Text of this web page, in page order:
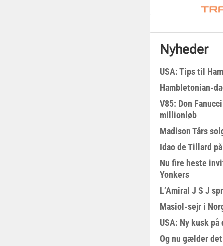
Nyheder
USA: Tips til
Hambletonian-
V85: Don
millionløb
Madison Tårs
Idao de Tillard
Nu fire heste
Yonkers
L’Amiral J S J
Masiol-sejr i
USA: Ny kusk på
Og nu gælder